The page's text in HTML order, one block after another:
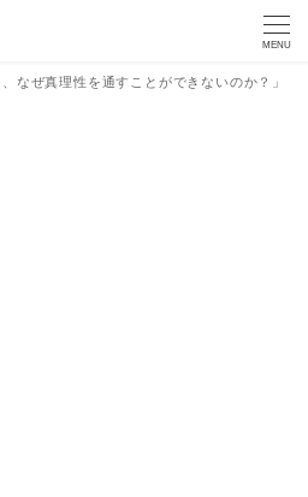
MENU
、なぜ真理性を通すことができないのか？」